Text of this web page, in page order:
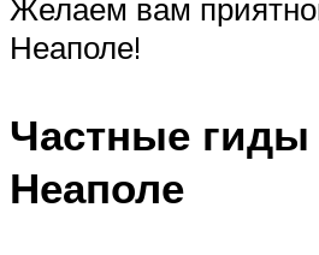
Желаем вам
Неаполе!
Частные гиды
Неаполе